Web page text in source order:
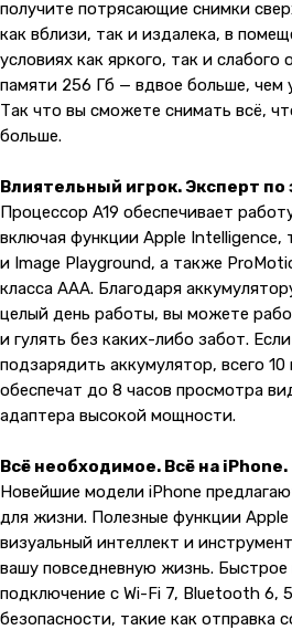
получите потрясающие снимки
как вблизи, так и издалека, в
условиях как яркого, так и
памяти 256 Гб — вдвое больше,
Так что вы сможете снимать всё,
больше.
Влиятельный игрок. Эксперт по
Процессор A19 обеспечивает
включая функции Apple Intelligence,
и Image Playground, а также
класса AAA. Благодаря
целый день работы, вы можете
и гулять без каких-либо забот.
подзарядить аккумулятор, всего
обеспечат до 8 часов просмотра
адаптера высокой мощности.
Всё необходимое. Всё на iPhone.
Новейшие модели iPhone
для жизни. Полезные функции
визуальный интеллект и
вашу повседневную жизнь. Быстрое
подключение с Wi-Fi 7, Bluetooth 6,
безопасности, такие как отправка